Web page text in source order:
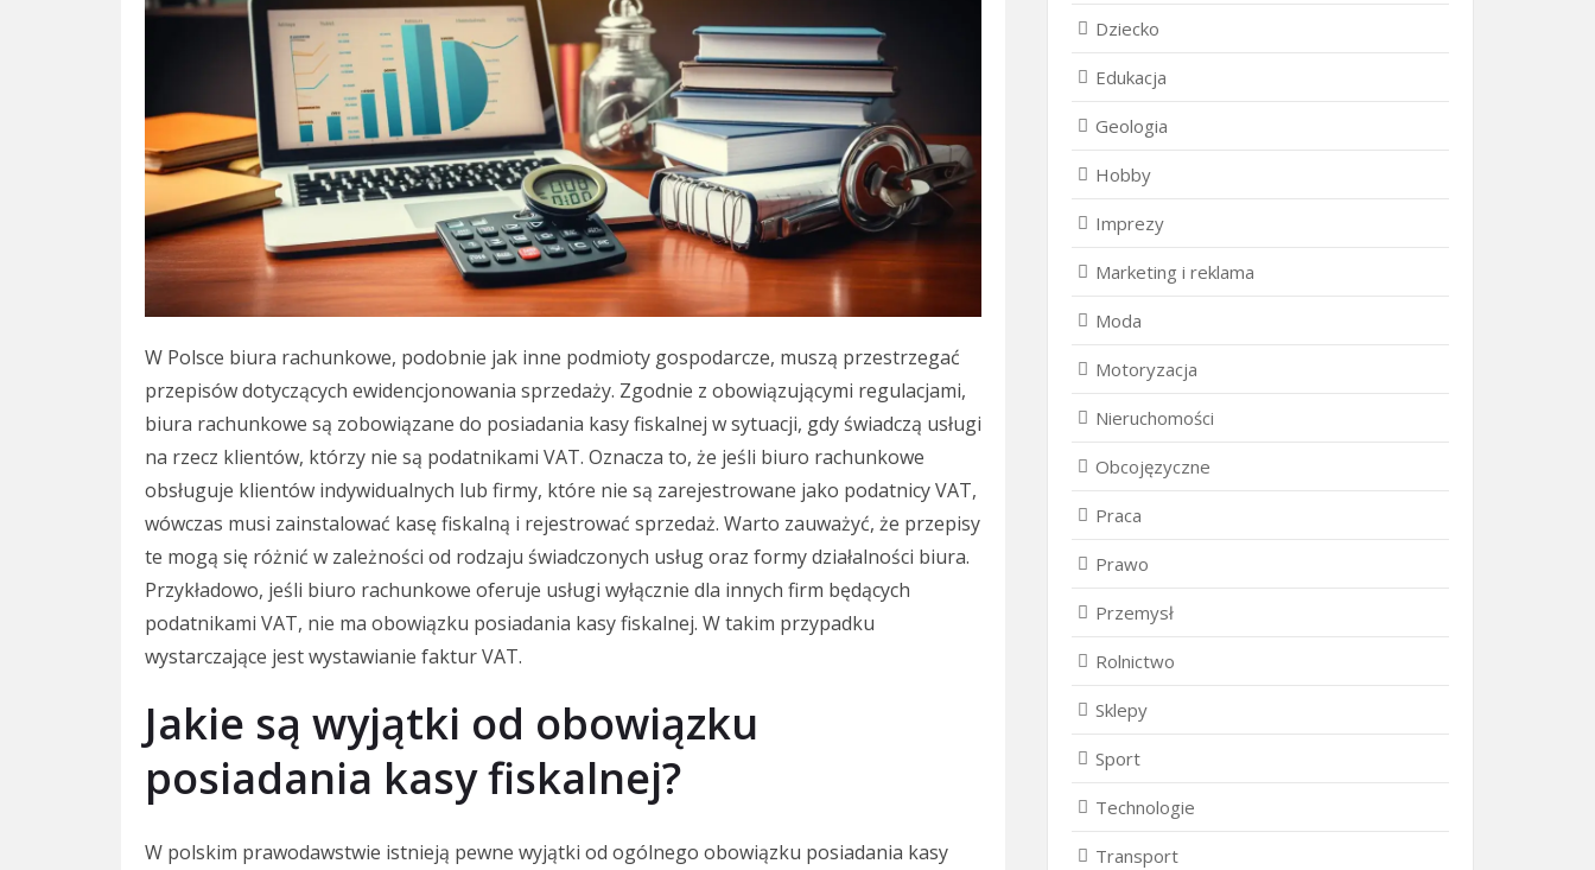
W Polsce biura rachunkowe, podobnie jak inne podmioty gospodarcze, muszą przestrzegać
przepisów dotyczących ewidencjonowania sprzedaży. Zgodnie z obowiązującymi regulacjami,
biura rachunkowe są zobowiązane do posiadania kasy fiskalnej w sytuacji, gdy świadczą usługi
na rzecz klientów, którzy nie są podatnikami VAT. Oznacza to, że jeśli biuro rachunkowe
obsługuje klientów indywidualnych lub firmy, które nie są zarejestrowane jako podatnicy VAT,
wówczas musi zainstalować kasę fiskalną i rejestrować sprzedaż. Warto zauważyć, że przepisy
te mogą się różnić w zależności od rodzaju świadczonych usług oraz formy działalności biura.
Przykładowo, jeśli biuro rachunkowe oferuje usługi wyłącznie dla innych firm będących
podatnikami VAT, nie ma obowiązku posiadania kasy fiskalnej. W takim przypadku
wystarczające jest wystawianie faktur VAT.
Jakie są wyjątki od obowiązku
posiadania kasy fiskalnej?
W polskim prawodawstwie istnieją pewne wyjątki od ogólnego obowiązku posiadania kasy
Dziecko
Edukacja
Geologia
Hobby
Imprezy
Marketing i reklama
Moda
Motoryzacja
Nieruchomości
Obcojęzyczne
Praca
Prawo
Przemysł
Rolnictwo
Sklepy
Sport
Technologie
Transport